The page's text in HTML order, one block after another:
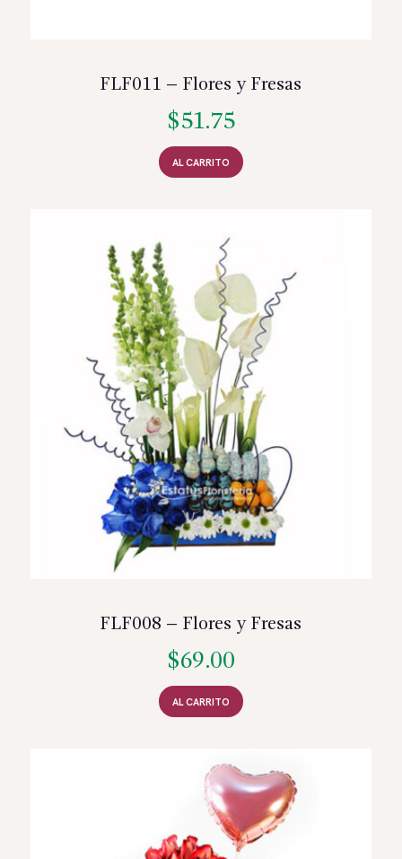
FLF011 – Flores y Fresas
$51.75
AL CARRITO
FLF008 – Flores y Fresas
$69.00
AL CARRITO